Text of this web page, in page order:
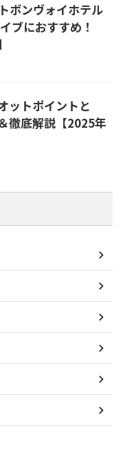
ボンヴォイホテル
ブにおすすめ！
ットポイントと
徹底解説【2025年